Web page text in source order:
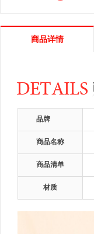
商品详情
品牌
商品名称
商品清单
材质